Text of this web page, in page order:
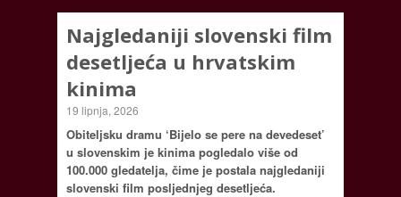
Najgledaniji slovenski film
desetljeća u hrvatskim
kinima
19 lipnja, 2026
Obiteljsku dramu ‘Bijelo se pere na devedeset’
u slovenskim je kinima pogledalo više od
100.000 gledatelja, čime je postala najgledaniji
slovenski film posljednjeg desetljeća.